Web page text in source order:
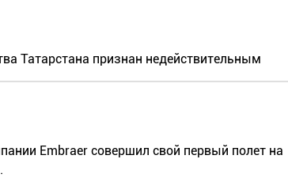
Татарстана признан недействительным
Embraer совершил свой первый полет на